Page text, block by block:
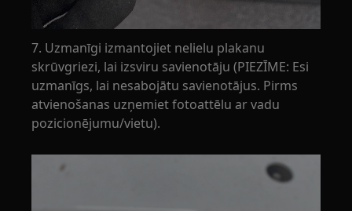
7. Uzmanīgi izmantojiet nelielu plakanu
skrūvgriezi, lai izsviru savienotāju (PIEZĪME: Esi
uzmanīgs, lai nesabojātu savienotājus. Pirms
atvienošanas uzņemiet fotoattēlu ar vadu
pozicionējumu/vietu).